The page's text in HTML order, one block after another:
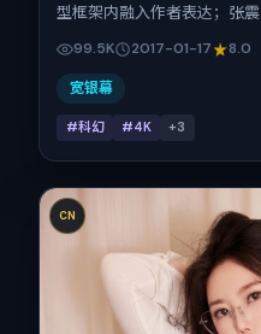
型框架内融入作者表达；张
科幻，主拍摄地与出品背景
（公映登记日 2017-01-17
99.5K 2017-01-17 8.0
宽银幕
#科幻 #4K +3
CN